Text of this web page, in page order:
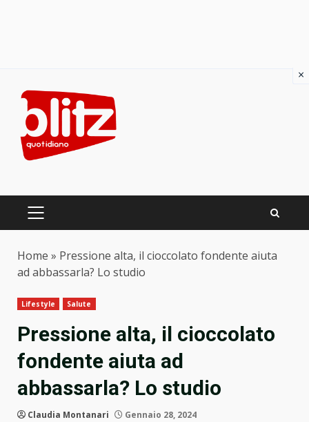
content
PRIMARY
Home » Pressione alta, il cioccolato fondente aiuta
ad abbassarla? Lo studio
Lifestyle Salute
Pressione alta, il cioccolato
fondente aiuta ad
abbassarla? Lo studio
Claudia Montanari Gennaio 28, 2024
×